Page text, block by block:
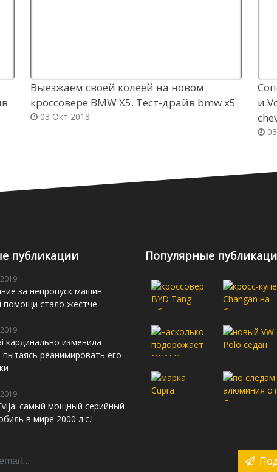
Выезжаем своей колеёй на новом
кроссовере BMW X5. Тест-драйв bmw x5
03 Окт 2018
и
03
публикации
за непропуск машин
помощи стало жёстче
кардинально изменила
пытаясь реанимировать его
самый мощный серийный
в мире 2000 л.с.!
Популярные